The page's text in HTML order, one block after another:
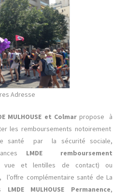
Adresse
MULHOUSE et Colmar propose à
les remboursements notoirement
santé par la sécurité sociale,
LMDE remboursement
vue et lentilles de contact) ou
l’offre complémentaire santé de La
LMDE MULHOUSE Permanence,